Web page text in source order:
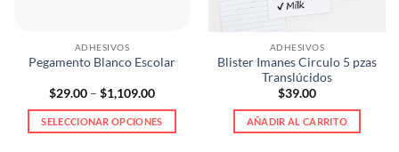
ADHESIVOS
Pegamento Blanco Escolar
$29.00 – $1,109.00Price
$29.00
through
SELECCIONAR OPCIONES
ADHESIVOS
Blister Imanes Circulo 5 pzas
Translúcidos
$39.00
AÑADIR AL CARRITO